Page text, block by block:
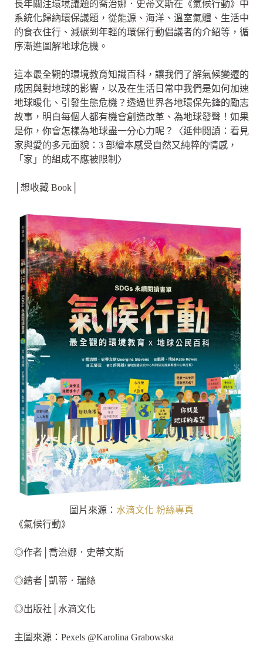
長年關注環境議題的喬治娜．史蒂文斯在《氣候行動》中
系統化歸納環保議題，從能源、海洋、溫室氣體、生活中
的食衣住行、減碳到年輕的環保行動倡議者的介紹等，循
序漸進圖解地球危機。
這本最全觀的環境教育知識百科，讓我們了解氣候變遷的
成因與對地球的影響，以及在生活日常中我們是如何加速
地球暖化、引發生態危機？透過世界各地環保先鋒的勵志
故事，明白每個人都有機會創造改革、為地球發聲！如果
是你，你會怎樣為地球盡一分心力呢？〈延伸閱讀：看見
家與愛的多元面貌：3 部繪本感受自然又純粹的情感，
「家」的組成不應被限制〉
│想收藏 Book│
圖片來源： 水滴文化 粉絲專頁
《氣候行動》
◎作者│喬治娜．史蒂文斯
◎繪者│凱蒂．瑞絲
◎出版社│水滴文化
主圖來源：Pexels @Karolina Grabowska